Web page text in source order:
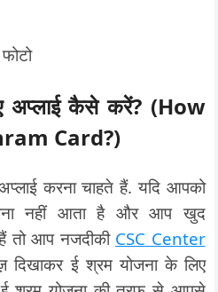
अप्लाई कैसे करें? (How
Card?)
करना चाहते हैं. यदि आपको
नहीं आता है और आप खुद
तो आप नजदीकी CSC Center
दिखाकर ई श्रम योजना के लिए